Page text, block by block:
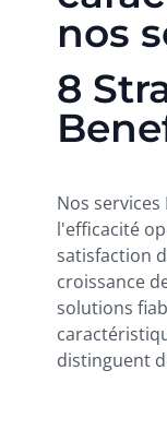
nos
​8
Nos
l'efficacité
satisfaction
croissance
solutions
distinguent